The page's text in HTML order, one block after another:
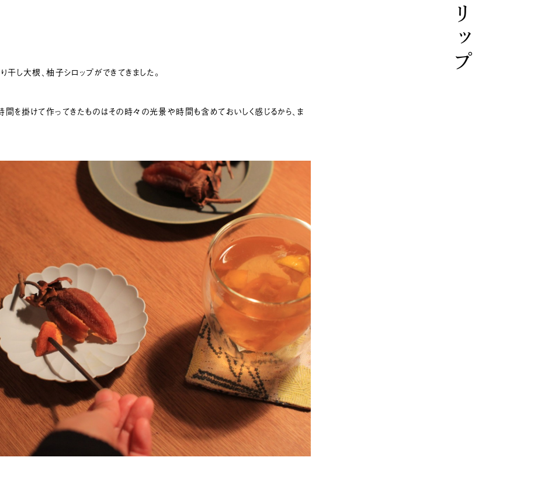
干し大根、柚子シロップができてきました。
間を掛けて作ってきたものはその時々の光景や時間も含めておいしく感じるから、ま